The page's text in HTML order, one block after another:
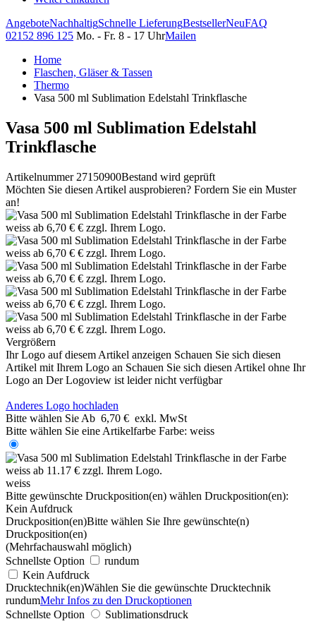
AngeboteNachhaltigSchnelle LieferungBestsellerNeuFAQ
02152 896 125 Mo. - Fr. 8 - 17 UhrMailen
Home
Flaschen, Gläser & Tassen
Thermo
Vasa 500 ml Sublimation Edelstahl Trinkflasche
Vasa 500 ml Sublimation Edelstahl
Trinkflasche
Artikelnummer 27150900Bestand wird geprüft
Möchten Sie diesen Artikel ausprobieren? Fordern Sie ein Muster
an!
Vergrößern
Ihr Logo auf diesem Artikel anzeigen Schauen Sie sich diesen
Artikel mit Ihrem Logo an Schauen Sie sich diesen Artikel ohne Ihr
Logo an Der Logoview ist leider nicht verfügbar
Anderes Logo hochladen
Bitte wählen Sie Ab 6,70 € exkl. MwSt
Bitte wählen Sie eine Artikelfarbe Farbe: weiss
weiss
Bitte gewünschte Druckposition(en) wählen Druckposition(en):
Kein Aufdruck
Druckposition(en)Bitte wählen Sie Ihre gewünschte(n)
Druckposition(en)
(Mehrfachauswahl möglich)
Schnellste Option
rundum
Kein Aufdruck
Drucktechnik(en)Wählen Sie die gewünschte Drucktechnik
rundumMehr Infos zu den Druckoptionen
Schnellste Option
Sublimationsdruck